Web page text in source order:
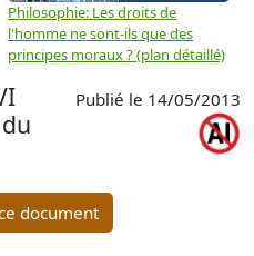
Philosophie: Les droits de
l'homme ne sont-ils que des
principes moraux ? (plan détaillé)
Publié le 14/05/2013
document